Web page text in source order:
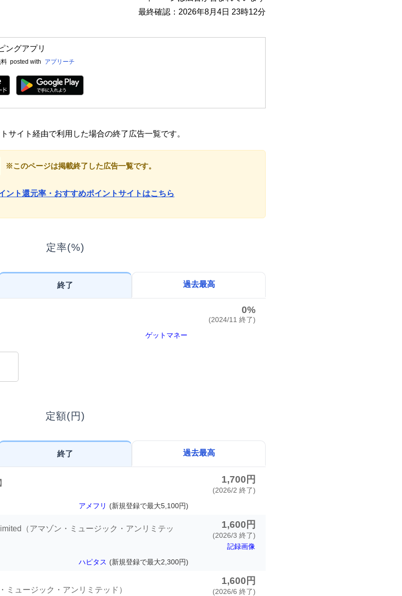
最終確認：2026年8月4日 23時12分
ングアプリ
料 posted with アプリーチ
サイト経由で利用した場合の終了広告一覧です。
※このページは掲載終了した広告一覧です。
ント還元率・おすすめポイントサイトはこちら
定率(%)
終了 過去最高
0%
(2024/11 終了)
ゲットマネー
定額(円)
終了 過去最高
1,700円
(2026/2 終了)
アメフリ (新規登録で最大5,100円)
（アマゾン・ミュージック・アンリミテッ
1,600円
(2026/3 終了)
記録画像
ハピタス (新規登録で最大2,300円)
ュージック・アンリミテッド）
1,600円
(2026/6 終了)